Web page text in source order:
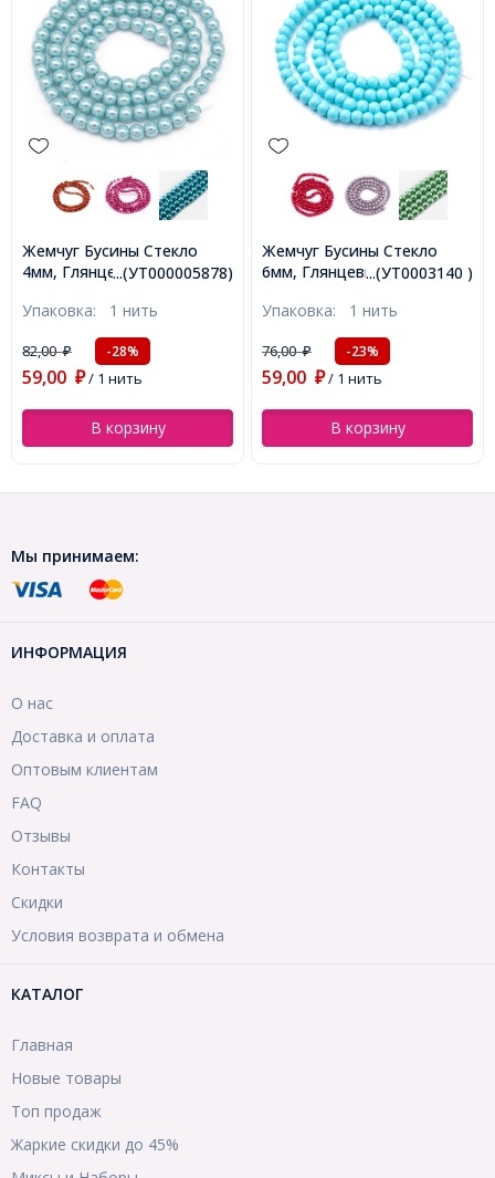
...(УТ000005878)
Жемчуг Бусины Стекло
4мм, Глянцевые, Круглые,
Отв-тие 1мм, около
216шт/86см/нить,
(УТ000005878)
Упаковка: 1 нить
82,00₽ -28%
59,00 ₽ / 1 нить
В корзину
...(УТ0003140 )
Жемчуг Бусины Стекло
6мм, Глянцевые, Круглые,
6мм, Отв-тие 1мм, около
140шт/84см/нить,
(УТ0003140)
Упаковка: 1 нить
76,00₽ -23%
59,00 ₽ / 1 нить
В корзину
Мы принимаем:
ИНФОРМАЦИЯ
О нас
Доставка и оплата
Оптовым клиентам
FAQ
Отзывы
Контакты
Скидки
Условия возврата и обмена
КАТАЛОГ
Главная
Новые товары
Топ продаж
Жаркие скидки до 45%